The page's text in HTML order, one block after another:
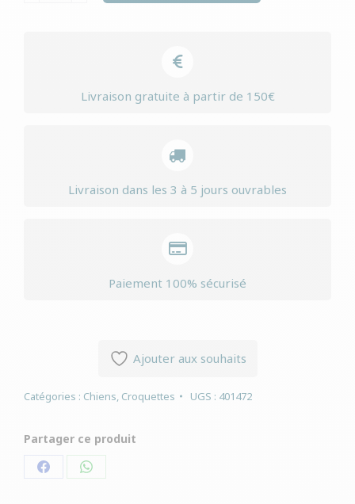
Livraison gratuite à partir de 150€
Livraison dans les 3 à 5 jours ouvrables
Paiement 100% sécurisé
Ajouter aux souhaits
Catégories : Chiens, Croquettes UGS : 401472
Partager ce produit
PartagerPartager